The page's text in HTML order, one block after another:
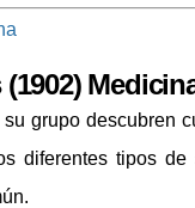
grupo descubren
diferentes tipos